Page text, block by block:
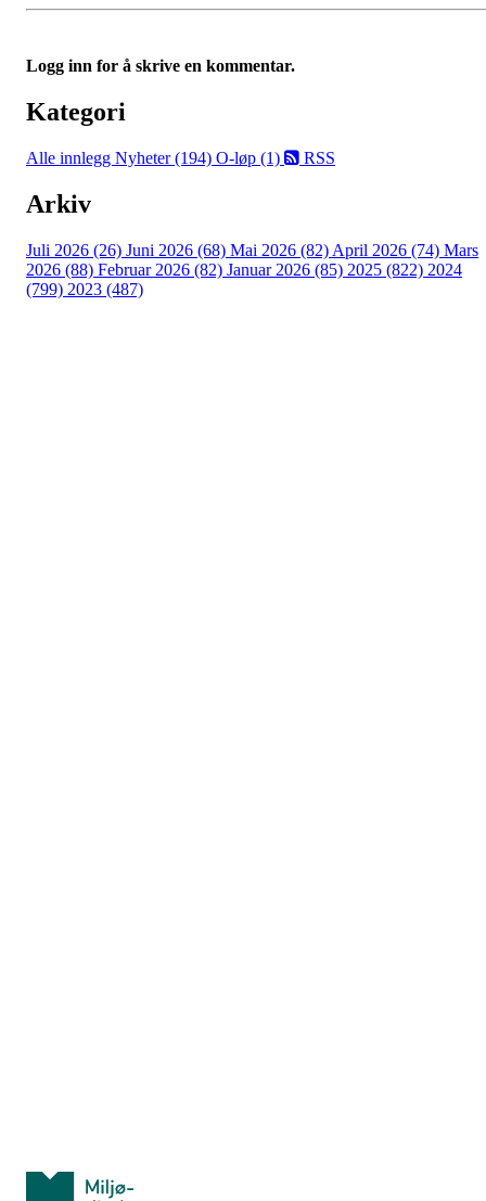
Logg inn for å skrive en kommentar.
Kategori
Alle innlegg Nyheter (194) O-løp (1) RSS
Arkiv
Juli 2026 (26) Juni 2026 (68) Mai 2026 (82) April 2026 (74) Mars
2026 (88) Februar 2026 (82) Januar 2026 (85) 2025 (822) 2024
(799) 2023 (487)